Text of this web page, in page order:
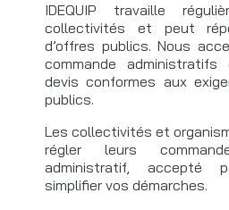
IDEQUIP travaille
collectivités et peut
d’offres publics. Nous
commande
devis conformes aux
publics.
Les collectivités et
régler leurs
administratif, accepté
simplifier vos démarches.